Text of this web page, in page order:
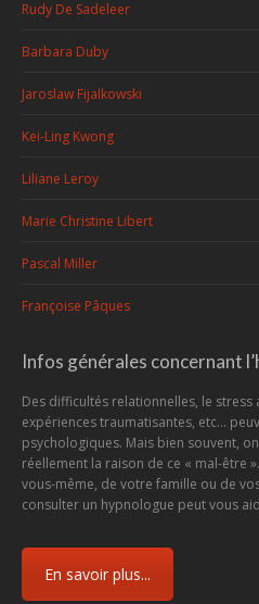
Rudy De Sadeleer
Barbara Duby
Jaroslaw Fijalkowski
Kei-Ling Kwong
Liliane Leroy
Marie Christine Libert
Pascal Miller
Françoise Pâques
Infos générales concernant
Des difficultés relationnelles, le stress
expériences traumatisantes, etc...
psychologiques. Mais bien souvent,
réellement la raison de ce « mal-être
vous-même, de votre famille ou de
consulter un hypnologue peut vous
En savoir plus...